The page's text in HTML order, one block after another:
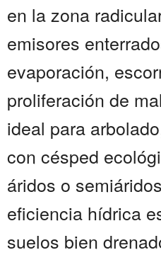
en la zona
emisores
evaporación,
proliferación de
ideal para
con césped
áridos o
eficiencia hídrica
suelos bien